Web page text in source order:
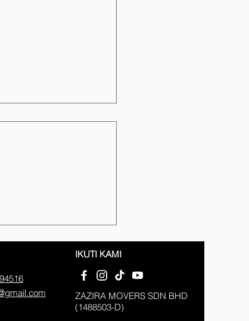
IKUTI KAMI
ZAZIRA MOVERS SDN BHD
(1488503-D)